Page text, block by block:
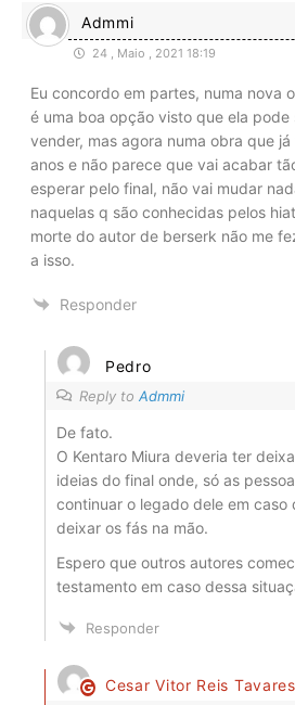
Admmi
24 , Maio , 2021 18:19
Eu concordo em partes, numa nova
é uma boa opção visto que ela pode
vender, mas agora numa obra que
anos e não parece que vai acabar
esperar pelo final, não vai mudar
naquelas q são conhecidas pelos
morte do autor de berserk não me
a isso.
Responder
Pedro
Reply to Admmi
De fato.
O Kentaro Miura deveria ter
ideias do final onde, só as
continuar o legado dele em caso
deixar os fás na mão.
Espero que outros autores
testamento em caso dessa
Responder
Cesar Vitor Reis Tavares